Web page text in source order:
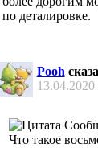
по деталировке.
Pooh
13.04.2020
Что такое